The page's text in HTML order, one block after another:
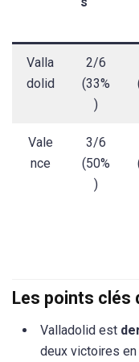
Valla
dolid
2/6
(33%
)
Vale
nce
3/6
(50%
)
Les points clés
Valladolid est
deux victoires en